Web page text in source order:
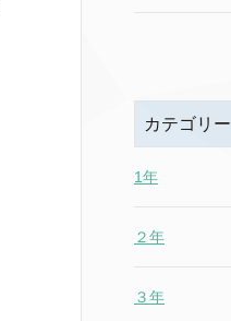
カテゴリー
1年
２年
３年